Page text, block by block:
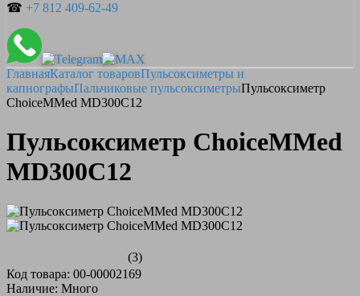
☎ +7 812 409-62-49
ГлавнаяКаталог товаровПульсоксиметры и
капнографыПальчиковые пульсоксиметрыПульсоксиметр
ChoiceMMed MD300C12
Пульсоксиметр ChoiceMMed
MD300C12
(3)
Код товара: 00-00002169
Наличие: Много